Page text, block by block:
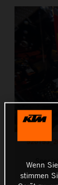
Wenn
stimmen